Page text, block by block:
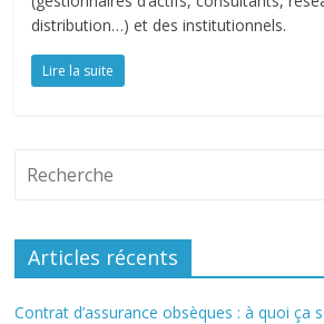
distribution…) et des institutionnels.
Lire la suite
Articles récents
Contrat d’assurance obsèques : à quoi ça